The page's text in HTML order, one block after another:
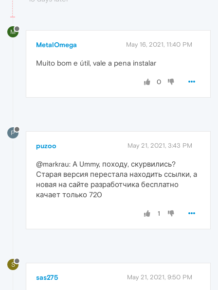
M
MetalOmega May 16, 2021, 11:40 PM
Muito bom e útil, vale a pena instalar
0
P
puzoo May 21, 2021, 3:43 PM
@markrau: А Ummy, походу, скурвились?
Старая версия перестала находить ссылки, а
новая на сайте разработчика бесплатно
качает только 720
1
S
sas275 May 21, 2021, 9:50 PM